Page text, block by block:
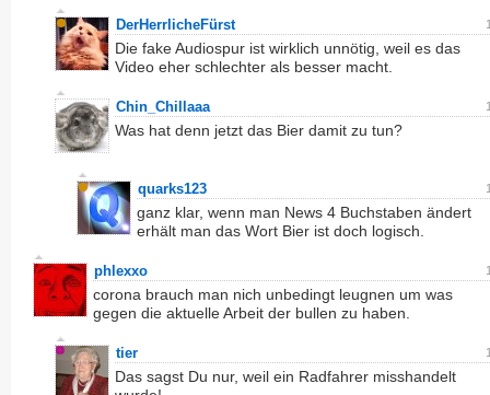
DerHerrlicheFürst
Die fake Audiospur ist wirklich unnötig, weil es das
Video eher schlechter als besser macht.
Chin_Chillaaa
Was hat denn jetzt das Bier damit zu tun?
quarks123
ganz klar, wenn man News 4 Buchstaben ändert
erhält man das Wort Bier ist doch logisch.
phlexxo
corona brauch man nich unbedingt leugnen um was
gegen die aktuelle Arbeit der bullen zu haben.
tier
Das sagst Du nur, weil ein Radfahrer misshandelt